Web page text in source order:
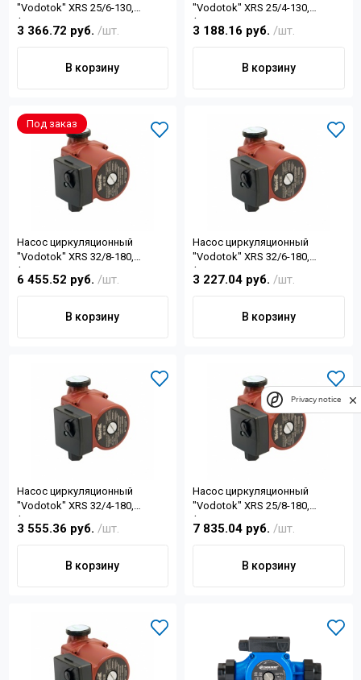
"Vodotok" XRS 25/6-130,
(55/70/100Вт, 50 л/мин, Н-6м, 2
гайки d 1", d отв.1½")
3 366.72 руб. /шт.
В корзину
"Vodotok" XRS 25/4-130,
(22/32/44Вт, 45 л/мин, Н-4м, 2
гайки d 1", d отв.1½")
3 188.16 руб. /шт.
В корзину
Под заказ
Насос циркуляционный
"Vodotok" XRS 32/8-180,
(150/200/248Вт, 170 л/мин,
Н-8м, 2 гайки d 1¼", d отв.2
6 455.52 руб. /шт.
В корзину
Насос циркуляционный
"Vodotok" XRS 32/6-180,
(55/70/100Вт, 60 л/мин, Н-6м, 2
гайки d 1¼", d отв.2")
3 227.04 руб. /шт.
В корзину
Насос циркуляционный
"Vodotok" XRS 32/4-180,
(36/52/72Вт, 60 л/мин, Н-4м, 2
гайки d 1¼", d отв.2")
3 555.36 руб. /шт.
В корзину
Насос циркуляционный
"Vodotok" XRS 25/8-180,
(150/200/248Вт, 130 л/мин,
Н-8м, 2 гайки d 1", d отв.1½
7 835.04 руб. /шт.
В корзину
Privacy notice